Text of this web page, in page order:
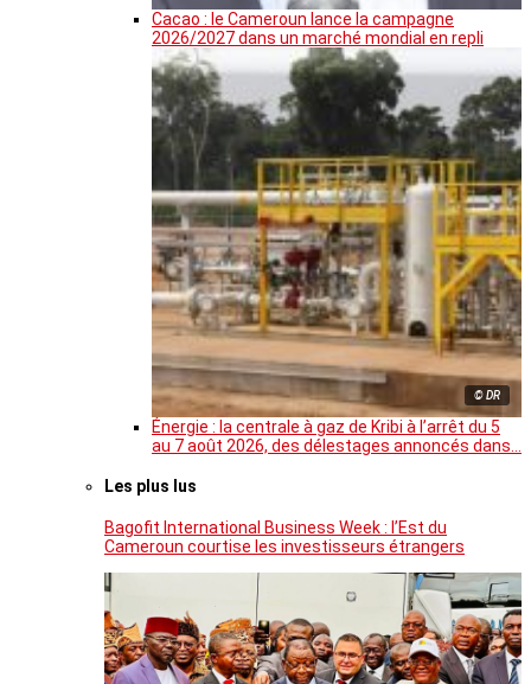
Cacao : le Cameroun lance la campagne
2026/2027 dans un marché mondial en repli
© DR
Énergie : la centrale à gaz de Kribi à l’arrêt du 5
au 7 août 2026, des délestages annoncés dans…
Les plus lus
Bagofit International Business Week : l’Est du
Cameroun courtise les investisseurs étrangers